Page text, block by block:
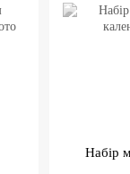
Набір